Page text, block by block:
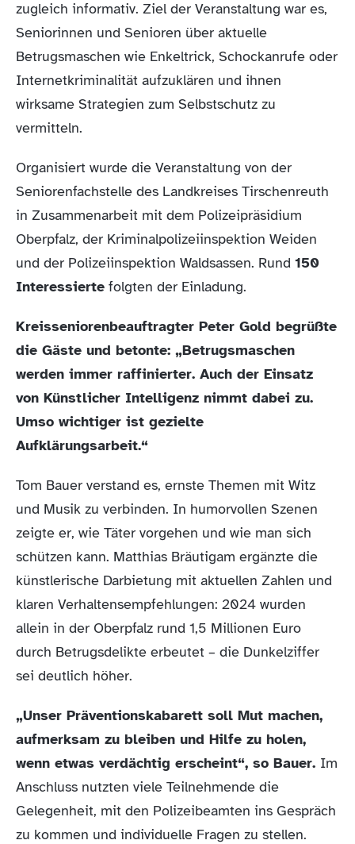
zugleich informativ. Ziel der Veranstaltung war es,
Seniorinnen und Senioren über aktuelle
Betrugsmaschen wie Enkeltrick, Schockanrufe oder
Internetkriminalität aufzuklären und ihnen
wirksame Strategien zum Selbstschutz zu
vermitteln.
Organisiert wurde die Veranstaltung von der
Seniorenfachstelle des Landkreises Tirschenreuth
in Zusammenarbeit mit dem Polizeipräsidium
Oberpfalz, der Kriminalpolizeiinspektion Weiden
und der Polizeiinspektion Waldsassen. Rund 150
Interessierte folgten der Einladung.
Kreisseniorenbeauftragter Peter Gold begrüßte
die Gäste und betonte: „Betrugsmaschen
werden immer raffinierter. Auch der Einsatz
von Künstlicher Intelligenz nimmt dabei zu.
Umso wichtiger ist gezielte
Aufklärungsarbeit.“
Tom Bauer verstand es, ernste Themen mit Witz
und Musik zu verbinden. In humorvollen Szenen
zeigte er, wie Täter vorgehen und wie man sich
schützen kann. Matthias Bräutigam ergänzte die
künstlerische Darbietung mit aktuellen Zahlen und
klaren Verhaltensempfehlungen: 2024 wurden
allein in der Oberpfalz rund 1,5 Millionen Euro
durch Betrugsdelikte erbeutet – die Dunkelziffer
sei deutlich höher.
„Unser Präventionskabarett soll Mut machen,
aufmerksam zu bleiben und Hilfe zu holen,
wenn etwas verdächtig erscheint“, so Bauer. Im
Anschluss nutzten viele Teilnehmende die
Gelegenheit, mit den Polizeibeamten ins Gespräch
zu kommen und individuelle Fragen zu stellen.